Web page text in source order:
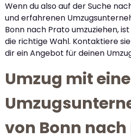
Wenn du also auf der Suche
und erfahrenen
Bonn nach Prato umzuziehen,
die richtige Wahl. Kontaktiere
dir ein Angebot für deinen
Umzug mit
von Bonn nach